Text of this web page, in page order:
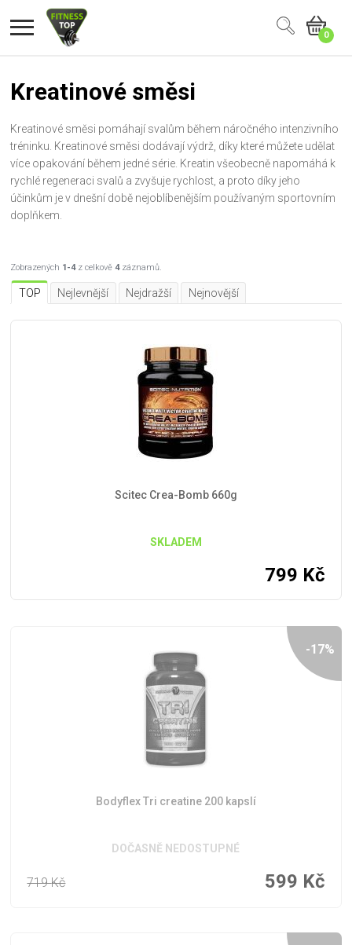
0
Kreatinové směsi
Kreatinové směsi pomáhají svalům během náročného intenzivního
tréninku. Kreatinové směsi dodávají výdrž, díky které můžete udělat
více opakování během jedné série. Kreatin všeobecně napomáhá k
rychlé regeneraci svalů a zvyšuje rychlost, a proto díky jeho
účinkům je v dnešní době nejoblíbenějším používaným sportovním
doplňkem.
Zobrazených 1-4z celkově4záznamů.
TOP Nejlevnější Nejdražší Nejnovější
Scitec Crea-Bomb 660g
SKLADEM
799 Kč
-17%
Bodyflex Tri creatine 200 kapslí
DOČASNĚ NEDOSTUPNÉ
719Kč 599 Kč